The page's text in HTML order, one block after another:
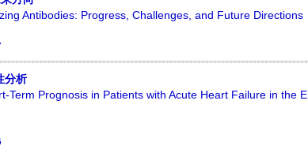
Antibodies: Progress, Challenges, and Future Directions
分析
Term Prognosis in Patients with Acute Heart Failure in the